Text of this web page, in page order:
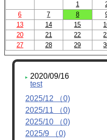
1
6
7 8
13
14 15
20
21 22
27
28 29
2020/09/16
test
2025/12 （0)
2025/11 （0)
2025/10 （0)
2025/9 （0)